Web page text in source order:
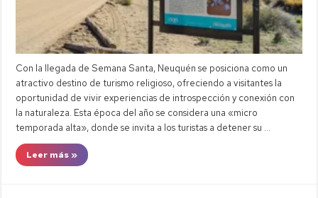
Con la llegada de Semana Santa, Neuquén se posiciona como un
atractivo destino de turismo religioso, ofreciendo a visitantes la
oportunidad de vivir experiencias de introspección y conexión con
la naturaleza. Esta época del año se considera una «micro
temporada alta», donde se invita a los turistas a detener su …
Leer más »